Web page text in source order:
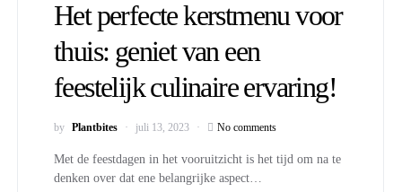
Het perfecte kerstmenu voor
thuis: geniet van een
feestelijk culinaire ervaring!
by Plantbites juli 13, 2023 No comments
Met de feestdagen in het vooruitzicht is het tijd om na te
denken over dat ene belangrijke aspect…